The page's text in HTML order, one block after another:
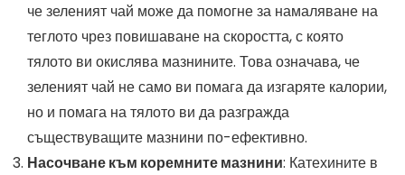
че зеленият чай може да помогне за намаляване на
теглото чрез повишаване на скоростта, с която
тялото ви окислява мазнините. Това означава, че
зеленият чай не само ви помага да изгаряте калории,
но и помага на тялото ви да разгражда
съществуващите мазнини по-ефективно.
Насочване към коремните мазнини: Катехините в